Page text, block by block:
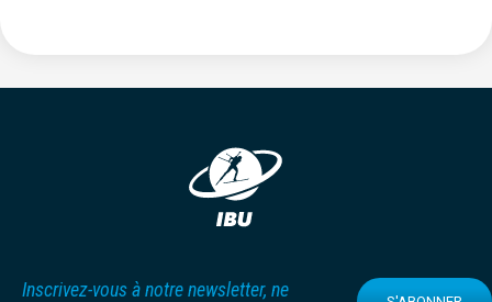
Inscrivez-vous à notre newsletter, ne